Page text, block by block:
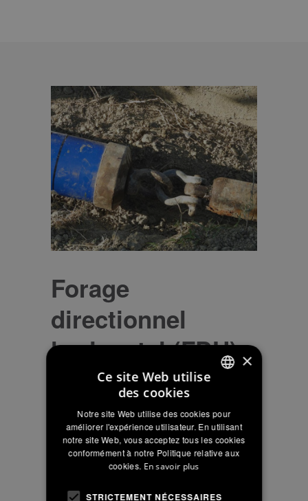
Forage
directionnel
horizontal (FDH)
Forage Directionnel Horizontal
est une technologie trenchless
adaptée à l’installation de nouvelles
canalisations sans excavation. Le
HDD réduit considérablement les
perturbations sur les sites
ENGLISH
FRENCH
×
Ce site Web utilise
des cookies
Notre site Web utilise des cookies pour
améliorer l'expérience utilisateur. En utilisant
notre site Web, vous acceptez tous les cookies
conformément à notre Politique relative aux
cookies. En savoir plus
STRICTEMENT NÉCESSAIRES